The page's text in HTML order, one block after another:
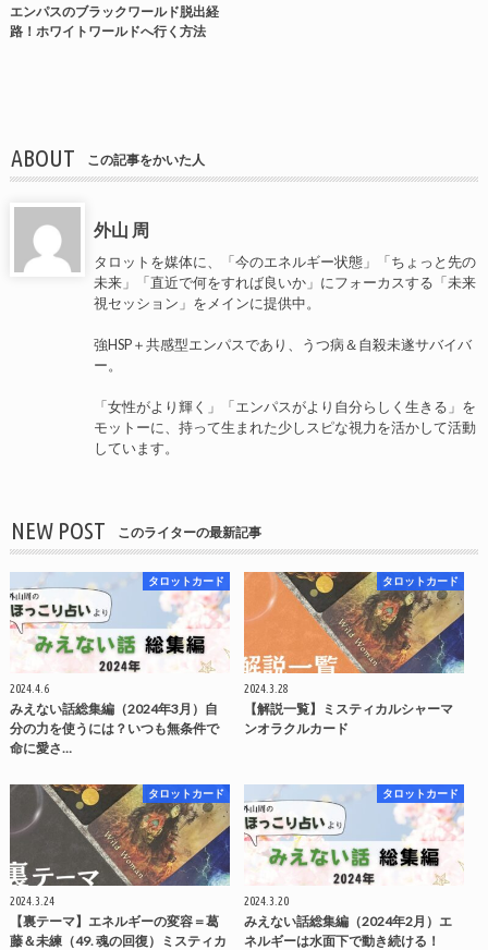
エンパスのブラックワールド脱出経
路！ホワイトワールドへ行く方法
ABOUT この記事をかいた人
外山 周
タロットを媒体に、「今のエネルギー状態」「ちょっと先の
未来」「直近で何をすれば良いか」にフォーカスする「未来
視セッション」をメインに提供中。
強HSP＋共感型エンパスであり、うつ病＆自殺未遂サバイバ
ー。
「女性がより輝く」「エンパスがより自分らしく生きる」を
モットーに、持って生まれた少しスピな視力を活かして活動
しています。
NEW POST このライターの最新記事
タロットカード
2024.4.6
みえない話総集編（2024年3月）自
分の力を使うには？いつも無条件で
命に愛さ…
タロットカード
2024.3.28
【解説一覧】ミスティカルシャーマ
ンオラクルカード
タロットカード
2024.3.24
【裏テーマ】エネルギーの変容＝葛
藤＆未練（49. 魂の回復）ミスティカ
タロットカード
2024.3.20
みえない話総集編（2024年2月）エ
ネルギーは水面下で動き続ける！